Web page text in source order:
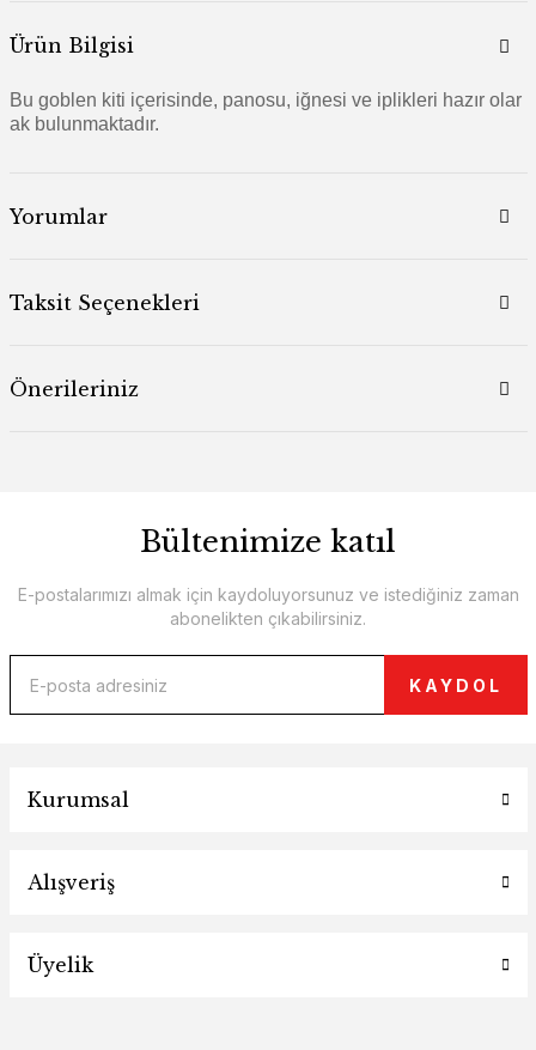
Ürün Bilgisi
Bu goblen kiti içerisinde, panosu, iğnesi ve iplikleri hazır olar
ak bulunmaktadır.
Yorumlar
Taksit Seçenekleri
Önerileriniz
Bültenimize katıl
E-postalarımızı almak için kaydoluyorsunuz ve istediğiniz zaman
abonelikten çıkabilirsiniz.
KAYDOL
Kurumsal
Alışveriş
Üyelik